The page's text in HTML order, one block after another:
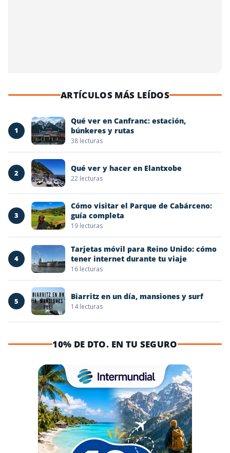
ARTÍCULOS MÁS LEÍDOS
1
Qué ver en Canfranc: estación,
búnkeres y rutas
38 lecturas
2 Qué ver y hacer en Elantxobe
22 lecturas
3
Cómo visitar el Parque de Cabárceno:
guía completa
19 lecturas
4
Tarjetas móvil para Reino Unido: cómo
tener internet durante tu viaje
16 lecturas
5 Biarritz en un día, mansiones y surf
14 lecturas
10% DE DTO. EN TU SEGURO